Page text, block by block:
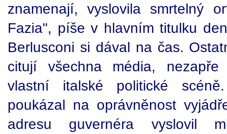
znamenají, vyslovila smrtelný
Fazia", píše v hlavním titulku
Berlusconi si dával na čas.
citují všechna média,
vlastní italské politické
poukázal na oprávněnost
adresu guvernéra vyslovil